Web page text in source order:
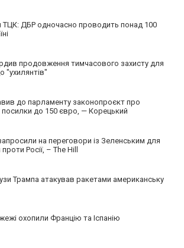
ТЦК: ДБР одночасно проводить понад 100
продовження тимчасового захисту для
"ухилянтів"
до парламенту законопроєкт про
посилки до 150 євро, — Корецький
на переговори із Зеленським для
Росії, – The Hill
Трампа атакував ракетами американську
охопили Францію та Іспанію